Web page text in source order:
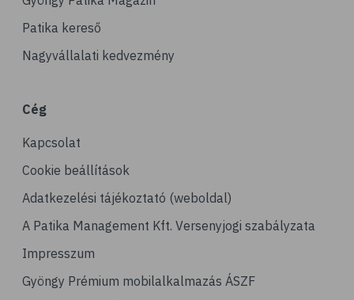
# porckopás
# csonttörés
# mozgásszervi problémák
# köszvény
# ínhüvelygyulladás
# tél
Patika kereső
Nagyvállalati kedvezmény
Cég
Kapcsolat
Cookie beállítások
Adatkezelési tájékoztató (weboldal)
A Patika Management Kft. Versenyjogi szabályzata
Impresszum
Gyöngy Prémium mobilalkalmazás ÁSZF